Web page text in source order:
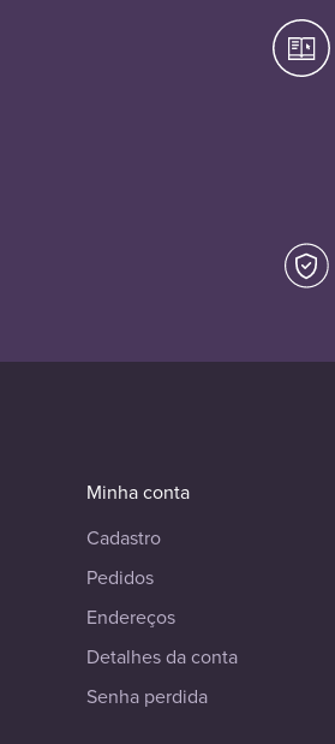
Minha conta
Cadastro
Pedidos
Endereços
Detalhes da conta
Senha perdida